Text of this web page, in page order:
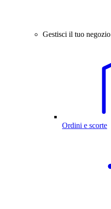
Gestisci il tuo negozio
Ordini e scorte